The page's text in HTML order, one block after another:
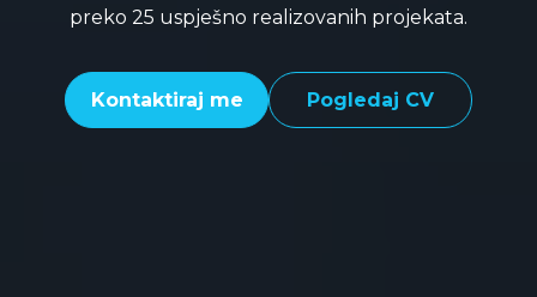
preko 25 uspješno realizovanih projekata.
Kontaktiraj me Pogledaj CV